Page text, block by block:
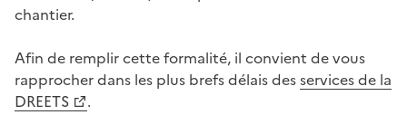
chantier.
Afin de remplir cette formalité, il convient de vous
rapprocher dans les plus brefs délais desservices de la
DREETS
.